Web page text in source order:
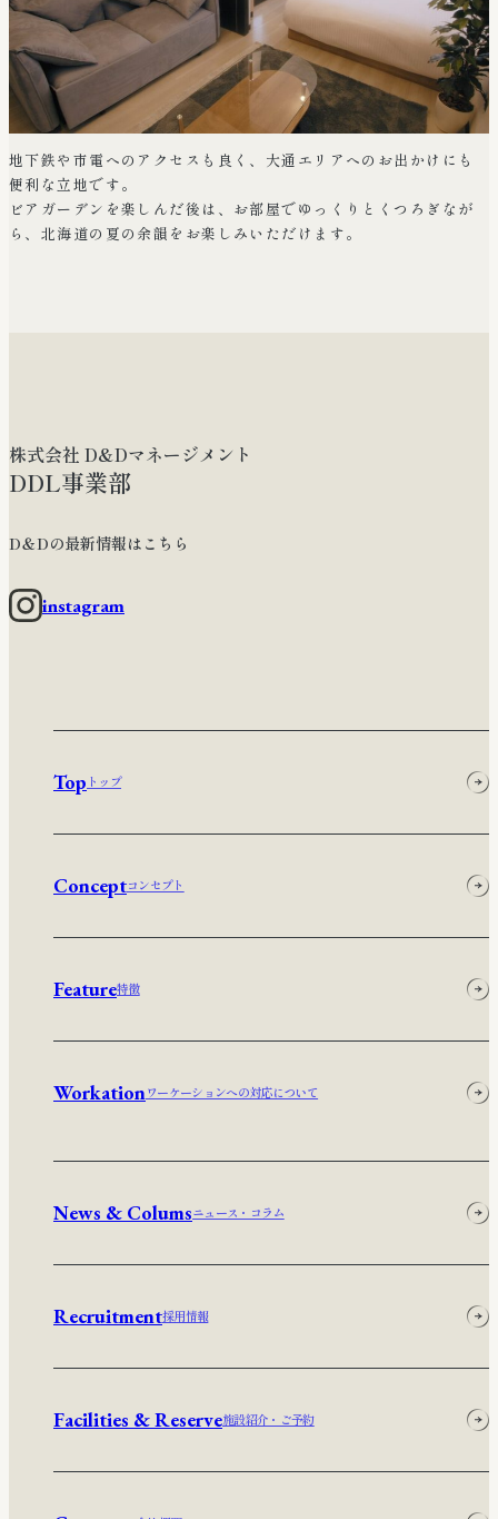
地下鉄や市電へのアクセスも良く、大通エリアへのお出かけにも
便利な立地です。
ビアガーデンを楽しんだ後は、お部屋でゆっくりとくつろぎなが
ら、北海道の夏の余韻をお楽しみいただけます。
株式会社 D&Dマネージメント
DDL事業部
D＆Dの最新情報はこちら
instagram
Top トップ
Conceptコンセプト
Feature特徴
Workationワーケーションへの対応について
News & Columsニュース・コラム
Recruitment採用情報
Facilities & Reserve施設紹介・ご予約